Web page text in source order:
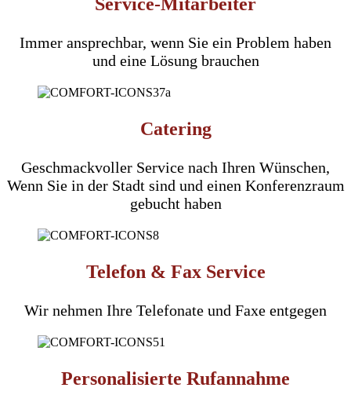
Immer ansprechbar, wenn Sie ein Problem haben
und eine Lösung brauchen
Catering
Geschmackvoller Service nach Ihren Wünschen,
Wenn Sie in der Stadt sind und einen Konferenzraum
gebucht haben
Telefon & Fax Service
Wir nehmen Ihre Telefonate und Faxe entgegen
Personalisierte Rufannahme